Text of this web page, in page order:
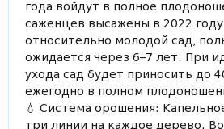
года войдут в полное
саженцев высажены в 2022 году
относительно молодой сад,
ожидается через 6–7 лет. При
ухода сад будет приносить до
ежегодно в полном
💧 Система орошения:
три линии на каждое дерево.